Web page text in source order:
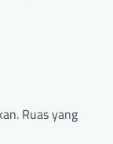
Ruas yang